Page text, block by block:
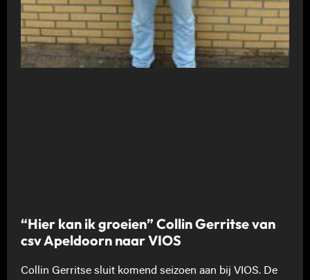
“Hier kan ik groeien” Collin Gerritse van
csv Apeldoorn naar VIOS
Collin Gerritse sluit komend seizoen aan bij VIOS. De